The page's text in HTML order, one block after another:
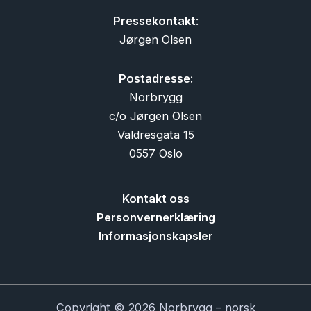
Pressekontakt:
Jørgen Olsen
Postadresse:
Norbrygg
c/o Jørgen Olsen
Valdresgata 15
0557 Oslo
Kontakt oss
Personvernerklæring
Informasjonskapsler
Copyright © 2026 Norbrygg – norsk